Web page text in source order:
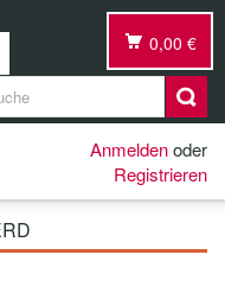
0,00 €
Anmeldenoder
Registrieren